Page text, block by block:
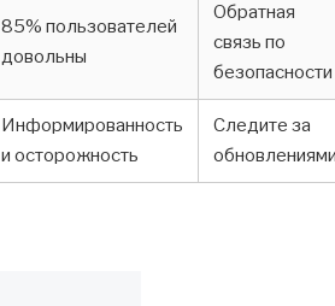
85% пользователей
довольны
Обратная
связь по
безопасности
Информированность
и осторожность
Следите за